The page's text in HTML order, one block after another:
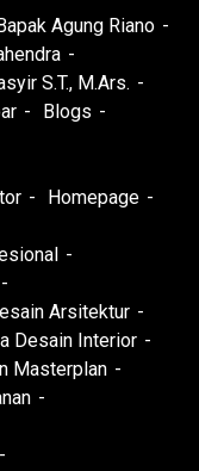
Agung Riano
S.T., M.Ars.
Blogs
Homepage
Arsitektur
Desain Interior
Masterplan